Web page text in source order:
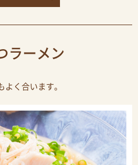
ラーメン
よく合います。